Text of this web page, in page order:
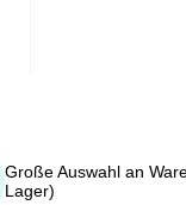
Große Auswahl an
Lager)